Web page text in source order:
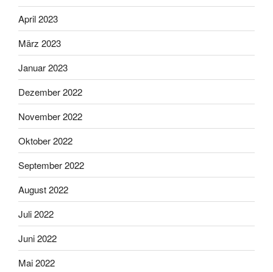
April 2023
März 2023
Januar 2023
Dezember 2022
November 2022
Oktober 2022
September 2022
August 2022
Juli 2022
Juni 2022
Mai 2022